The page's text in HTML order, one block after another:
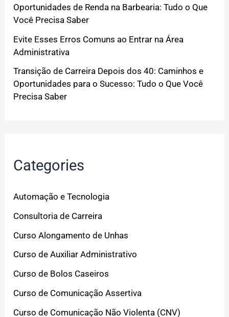
Oportunidades de Renda na Barbearia: Tudo o Que
Você Precisa Saber
Evite Esses Erros Comuns ao Entrar na Área
Administrativa
Transição de Carreira Depois dos 40: Caminhos e
Oportunidades para o Sucesso: Tudo o Que Você
Precisa Saber
Categories
Automação e Tecnologia
Consultoria de Carreira
Curso Alongamento de Unhas
Curso de Auxiliar Administrativo
Curso de Bolos Caseiros
Curso de Comunicação Assertiva
Curso de Comunicação Não Violenta (CNV)